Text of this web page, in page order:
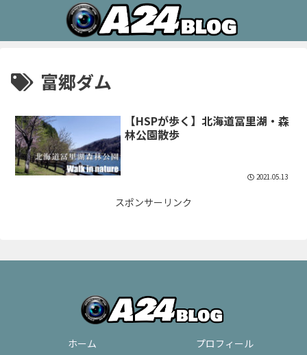
富郷ダム
【HSPが歩く】北海道冨里湖・森
林公園散歩
2021.05.13
スポンサーリンク
ホーム
プロフィール